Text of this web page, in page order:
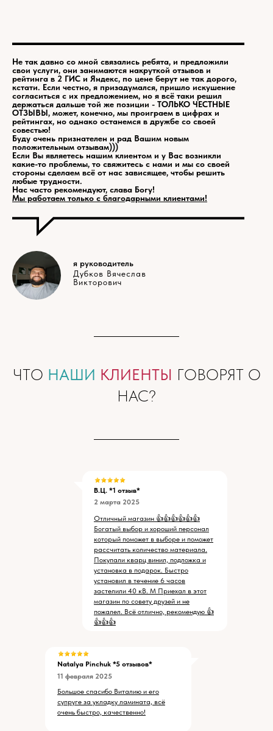
Не так давно со мной связались ребята, и предложили
свои услуги, они занимаются накруткой отзывов и
рейтинга в 2 ГИС и Яндекс, по цене берут не так дорого,
кстати. Если честно, я призадумался, пришло искушение
согласиться с их предложением, но я всё таки решил
держаться дальше той же позиции - ТОЛЬКО ЧЕСТНЫЕ
ОТЗЫВЫ, может, конечно, мы проиграем в цифрах и
рейтингах, но однако останемся в дружбе со своей
совестью!
Буду очень признателен и рад Вашим новым
положительным отзывам)))
Если Вы являетесь нашим клиентом и у Вас возникли
какие-то проблемы, то свяжитесь с нами и мы со своей
стороны сделаем всё от нас зависящее, чтобы решить
любые трудности.
Нас часто рекомендуют, слава Богу!
Мы работаем только с благодарными клиентами!
я руководитель
Дубков Вячеслав
Викторович
ЧТО НАШИ КЛИЕНТЫ ГОВОРЯТ О
НАС?
Natalya Pinchuk *5 отзывов*
11 февраля 2025
Большое спасибо Виталию и его
супруге за укладку ламината, всё
очень быстро, качественно!
В.Ц. *1 отзыв*
Отличный магазин 👍👍👍👍👍👍
Богатый выбор и хороший персонал
который поможет в выборе и поможет
рассчитать количество материала.
Покупали кварц винил, подложка и
установка в подарок. Быстро
установил в течение 6 часов
застелили 40 кВ. М Приехал в этот
магазин по совету друзей и не
пожалел. Всё отлично, рекомендую 👍
👍👍👍
2 марта 2025